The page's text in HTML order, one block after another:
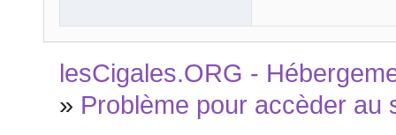
lesCigales.ORG -
» Problème pour accèder au